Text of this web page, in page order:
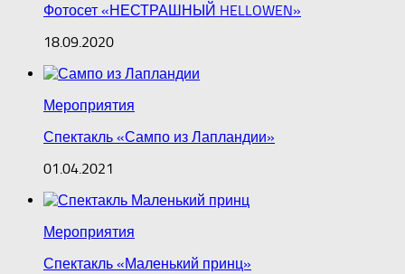
Фотосет «НЕСТРАШНЫЙ HELLOWEN»
18.09.2020
Мероприятия
Спектакль «Сампо из Лапландии»
01.04.2021
Мероприятия
Спектакль «Маленький принц»